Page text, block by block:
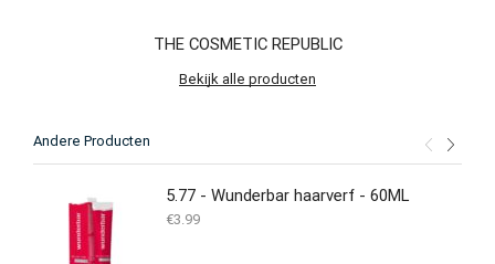
THE COSMETIC REPUBLIC
Bekijk alle producten
Andere Producten
5.77 - Wunderbar haarverf - 60ML
€3.99